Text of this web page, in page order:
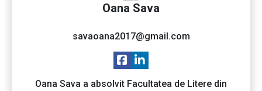
Oana Sava
savaoana2017@gmail.com
Oana Sava a absolvit Facultatea de Litere din